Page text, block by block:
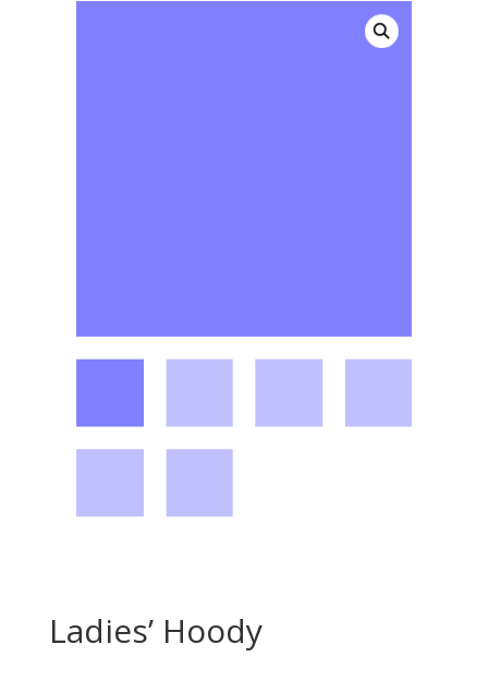
Ladies’ Hoody